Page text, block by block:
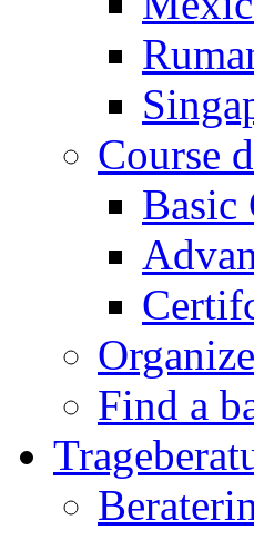
Course
Basic
Find a